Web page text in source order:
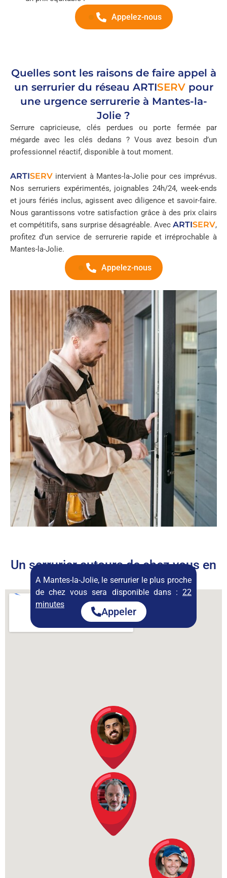
Appelez-nous
Quelles sont les raisons de faire appel à
un serrurier du réseau ARTISERVpour
une urgence serrurerie à Mantes-la-
Jolie ?
Serrure capricieuse, clés perdues ou porte fermée par
mégarde avec les clés dedans ? Vous avez besoin d’un
professionnel réactif, disponible à tout moment.
ARTISERV intervient à Mantes-la-Jolie pour ces imprévus.
Nos serruriers expérimentés, joignables 24h/24, week-ends
et jours fériés inclus, agissent avec diligence et savoir-faire.
Nous garantissons votre satisfaction grâce à des prix clairs
et compétitifs, sans surprise désagréable. Avec ARTISERV,
profitez d’un service de serrurerie rapide et irréprochable à
Mantes-la-Jolie.
Appelez-nous
Un serrurier autours de chez vous en
permanence
A Mantes-la-Jolie, le serrurier le plus proche
de chez vous sera disponible dans : 22
minutes
Appeler